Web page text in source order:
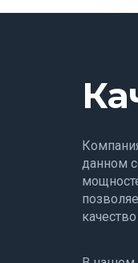
данном